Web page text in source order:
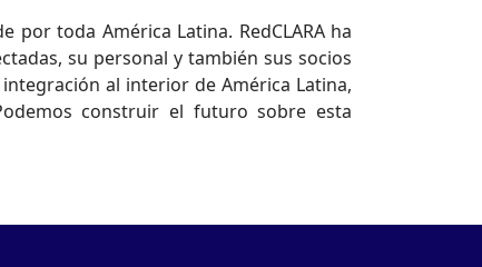
por toda América Latina. RedCLARA ha
su personal y también sus socios
al interior de América Latina,
construir el futuro sobre esta